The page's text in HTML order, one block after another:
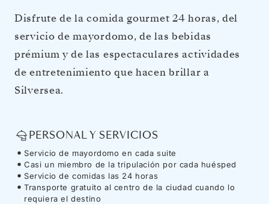
Disfrute de la comida gourmet 24 horas, del
servicio de mayordomo, de las bebidas
prémium y de las espectaculares actividades
de entretenimiento que hacen brillar a
Silversea.
PERSONAL Y SERVICIOS
Servicio de mayordomo en cada suite
Casi un miembro de la tripulación por cada huésped
Servicio de comidas las 24 horas
Transporte gratuito al centro de la ciudad cuando lo
requiera el destino